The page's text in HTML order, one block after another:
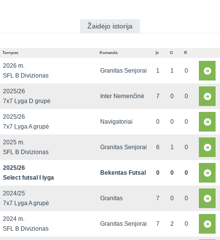
Žaidėjo istorija
Turnyras Komanda Įv G R
2026 m.
SFL B Divizionas
Granitas Senjorai 1 1 0
2025/26
7x7 Lyga D grupė
Inter Nemenčinė 7 0 0
2025/26
7x7 Lyga A grupė
Navigatoriai 0 0 0
2025 m.
SFL B Divizionas
Granitas Senjorai 6 1 0
2025/26
Select futsal I lyga
Bekentas Futsal 0 0 0
2024/25
7x7 Lyga A grupė
Granitas 7 0 0
2024 m.
SFL B Divizionas
Granitas Senjorai 7 2 0